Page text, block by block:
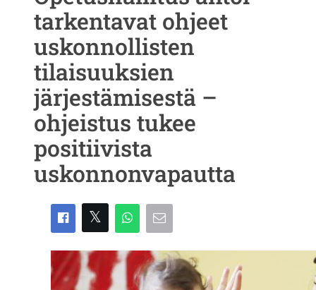
tarkentavat ohjeet
uskonnollisten
tilaisuuksien
järjestämisestä –
ohjeistus tukee
positiivista
uskonnonvapautta